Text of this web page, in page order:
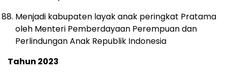
Menjadi kabupaten layak anak peringkat Pratama
oleh Menteri Pemberdayaan Perempuan dan
Perlindungan Anak Republik Indonesia
Tahun 2023